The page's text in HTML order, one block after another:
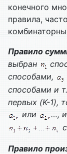
конечного
правила,
Правило
выбран
способами,
способами и
первых (K-1),
или
…,
Правило